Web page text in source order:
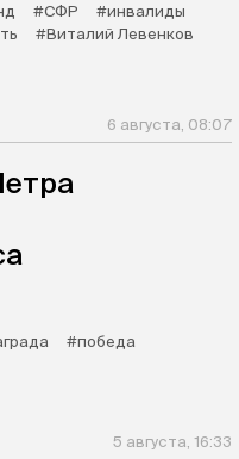
#СФР
#инвалиды
#Виталий Левенков
6 августа, 08:07
#победа
5 августа, 16:33